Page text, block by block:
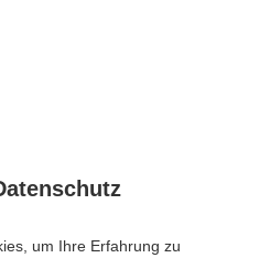
um Ihre Erfahrung zu